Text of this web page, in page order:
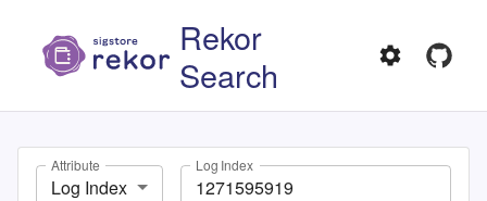
Rekor
Search
Attribute
Log Index
Log Index